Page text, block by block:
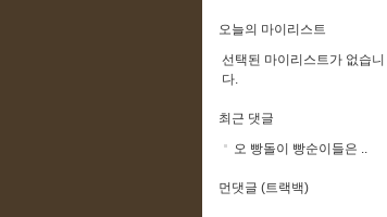
오늘의 마이리스트
선택된 마이리스트가 없습니
다.
최근 댓글
오 빵돌이 빵순이들은 ..
먼댓글 (트랙백)